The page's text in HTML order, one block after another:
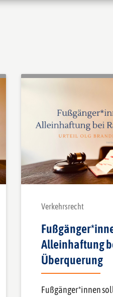
Verkehrsrecht
Alleinhaftung
Überquerung
Fußgänger*innen